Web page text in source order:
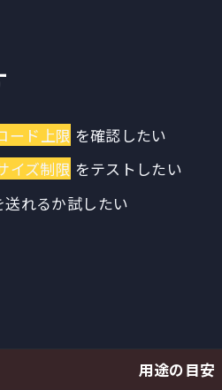
ード上限 を確認したい
イズ制限 をテストしたい
れるか試したい
用途の目安